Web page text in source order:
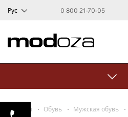
Рус 0 800 21-70-05
Главная Обувь Мужская обувь